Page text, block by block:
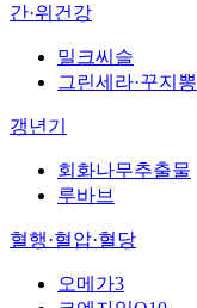
간·위건강
밀크씨슬
그린세라·꾸지뽕
갱년기
회화나무추출물
루바브
혈행·혈압·혈당
오메가3